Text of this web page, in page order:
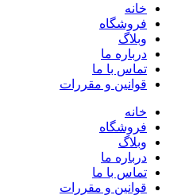
خانه
فروشگاه
وبلاگ
درباره ما
تماس با ما
قوانین و مقررات
خانه
فروشگاه
وبلاگ
درباره ما
تماس با ما
قوانین و مقررات